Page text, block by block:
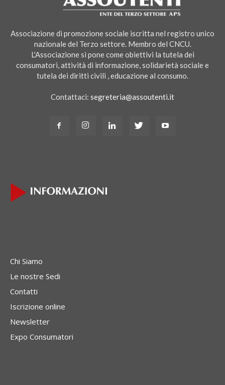
Associazione di promozione sociale iscritta nel registro unico
nazionale del Terzo settore. Membro del CNCU.
L'Associazione si pone come obiettivi la tutela dei
consumatori, attività di informazione, solidarietà sociale e
tutela dei diritti civili , educazione al consumo.
Contattaci: segreteria@assoutenti.it
Chi Siamo
Le nostre Sedi
Contatti
Iscrizione online
Newsletter
Expo Consumatori